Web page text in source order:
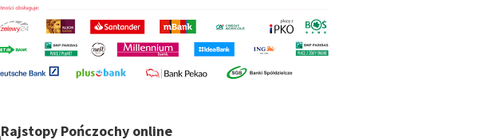
Rajstopy Pończochy online